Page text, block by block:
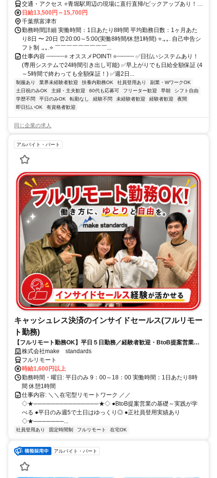
交通・アクセス ⭐青堀駅周辺の現場に直行直帰/ピックアップあり！移
動の心配は不要です♪
日給13,500円～15,700円
千葉県富津市
勤務時間詳細 実働時間：1日あたり8時間 平均勤務日数：1ヶ月あた
り8日 〜 20日 ⏰20:00～5:00(実働8時間/休憩1時間) ⭐.｡｡. 自己申告シ
フト制 .｡｡.⭐ ￣￣￣￣￣￣￣￣￣...
仕事内容 ┉┉┉⭐ オススメPOINT! ⭐┉┉┉ ✅日払いシステムあり！
(専用システムで24時間引き出し可能) ✅早上がりでも日給全額保証 (4
～5時間で終わっても全額保証！) ✅週2日...
制服あり 業界未経験者歓迎 扶養内勤務OK 社員登用あり
副業・WワークOK
土日祝のみOK
主婦・主夫歓迎 60代も応募可 フリーター歓迎 早朝
シフト自由
学歴不問
平日のみOK 転勤なし 経験不問 未経験者歓迎 経験者歓迎
夜間
即日払いOK
有資格者歓迎
同じ企業の求人
アルバイト・パート
キャッシュレス決済のインサイドセールス(フルリモー
ト勤務)
【フルリモート勤務OK】平日５日勤務／経験者歓迎・BtoB提案営業で
スキルアップ
株式会社make standards
フルリモート
時給1,600円以上
勤務時間・曜日: 平日のみ 9：00～18：00 実働時間：1日あたり8時
間 休憩1時間
仕事内容: ＼＼在宅型リモートワーク ／／
◇★───────────────★◇ ●BtoB提案営業の基礎～実践が学
べる ●平日のみ週5で土日はゆっくり◎ ●正社員登用実績あり
◇★───────...
社員登用あり 固定時間制 フルリモート 在宅OK
アルバイト・パート